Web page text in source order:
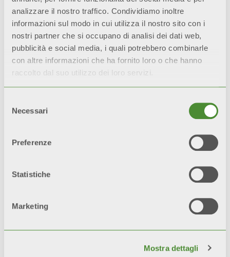
analizzare il nostro traffico. Condividiamo inoltre
informazioni sul modo in cui utilizza il nostro sito con i
nostri partner che si occupano di analisi dei dati web,
pubblicità e social media, i quali potrebbero combinarle
con altre informazioni che ha fornito loro o che hanno
raccolto dal suo utilizzo dei loro servizi.
delNecessari
Preferenze
Statistiche
Marketing
Mostra dettagli
RAPPORTO QUALITÀ
PREZZO
Un impianto pulito
migliora le performance
della caldaiae riduce la
necessità di
ESTETICA INALTERABILE
Estetica, brillantezza e